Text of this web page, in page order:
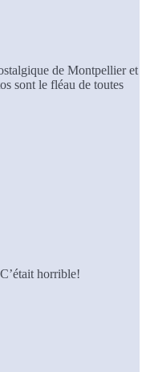
de Montpellier et
sont le fléau de toutes
horrible!